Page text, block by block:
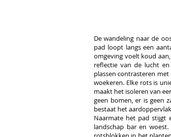
De wandeling naar de
pad loopt langs een
omgeving voelt koud
reflectie van de lucht
plassen contrasteren
woekeren. Elke rots is
maakt het isoleren van
geen bomen, er is geen
bestaat het
Naarmate het pad stijgt
landschap bar en